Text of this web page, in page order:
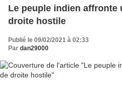
Le peuple indien affronte
droite hostile
Publié le 09/02/2021 à 02:33
Par dan29000